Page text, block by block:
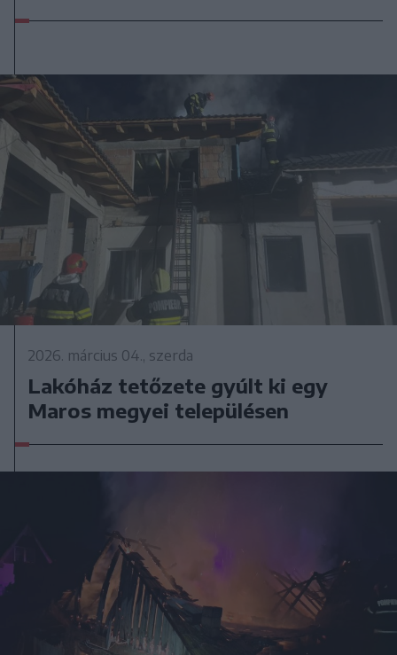
2026. március 04., szerda
Lakóház tetőzete gyúlt ki egy
Maros megyei településen